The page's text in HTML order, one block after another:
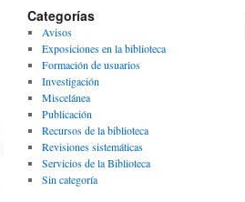
Categorías
Avisos
Exposiciones en la biblioteca
Formación de usuarios
Investigación
Miscelánea
Publicación
Recursos de la biblioteca
Revisiones sistemáticas
Servicios de la Biblioteca
Sin categoría